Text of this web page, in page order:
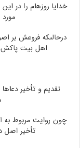
خدایا روزه‏ام را در
درحالى‏که فروعش بر
اهل بیت
تقدیم و تأخیر
چون روایت مربوط به
تأخیر اصل